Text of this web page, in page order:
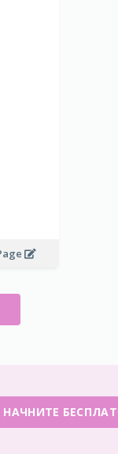
НАЧНИТЕ